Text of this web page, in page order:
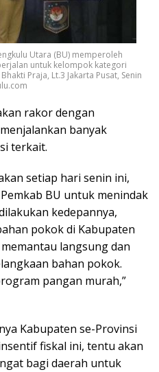
Utara (BU) memperoleh
untuk kelompok kategori
Praja, Lt.3 Jakarta Pusat, Senin
rakor dengan
banyak
terkait.
setiap hari senin ini,
BU untuk menindak
kedepannya,
pokok di Kabupaten
langsung dan
bahan pokok.
pangan murah,”
Kabupaten se-Provinsi
fiskal ini, tentu akan
bagi daerah untuk